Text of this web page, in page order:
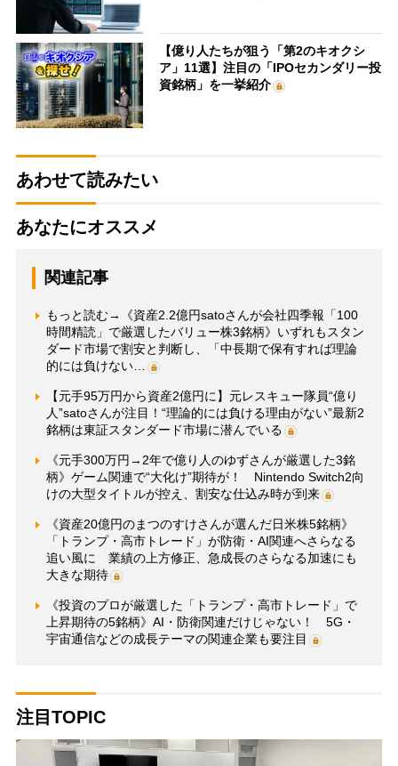
【億り人たちが狙う「第2のキオクシ
ア」11選】注目の「IPOセカンダリー投
資銘柄」を一挙紹介
あわせて読みたい
あなたにオススメ
関連記事
もっと読む→《資産2.2億円satoさんが会社四季報「100
時間精読」で厳選したバリュー株3銘柄》いずれもスタン
ダード市場で割安と判断し、「中長期で保有すれば理論
的には負けない…
【元手95万円から資産2億円に】元レスキュー隊員“億り
人”satoさんが注目！“理論的には負ける理由がない”最新2
銘柄は東証スタンダード市場に潜んでいる
《元手300万円→2年で億り人のゆずさんが厳選した3銘
柄》ゲーム関連で“大化け”期待が！ Nintendo Switch2向
けの大型タイトルが控え、割安な仕込み時が到来
《資産20億円のまつのすけさんが選んだ日米株5銘柄》
「トランプ・高市トレード」が防衛・AI関連へさらなる
追い風に 業績の上方修正、急成長のさらなる加速にも
大きな期待
《投資のプロが厳選した「トランプ・高市トレード」で
上昇期待の5銘柄》AI・防衛関連だけじゃない！ 5G・
宇宙通信などの成長テーマの関連企業も要注目
注目TOPIC